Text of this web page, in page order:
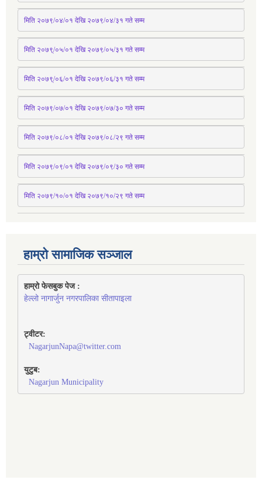
मिति २०७९/०४/०१ देखि २०७९/०४/३१ गते सम्म
मिति २०७९्/०५/०१ देखि २०७९/०५/३१ गते सम्म
मिति २०७९्/०६/०१ देखि २०७९/०६/३१ गते सम्म
मिति २०७९/०७/०१ देखि २०७९/०७/३० गते सम्म
मिति २०७९/०८/०१ देखि २०७९/०८/२९ गते सम्म
मिति २०७९/०९/०१ देखि २०७९/०९/३० गते सम्म
मिति २०७९/१०/०१ देखि २०७९/१०/२९ गते सम्म
हाम्रो सामाजिक सञ्जाल
हाम्रो फेसबुक पेज :
हेल्लो नागार्जुन नगरपालिका सीतापाइला
ट्वीटर:
NagarjunNapa@twitter.com
युटुब:
Nagarjun Municipality